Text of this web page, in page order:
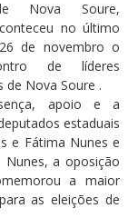
Nova Soure,
no último
de novembro o
de líderes
de Nova Soure .
apoio e a
estaduais
e Fátima Nunes e
a oposição
a maior
as eleições de